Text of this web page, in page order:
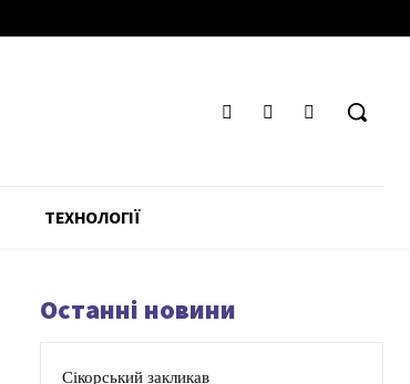
ТЕХНОЛОГІЇ
Останні новини
Сікорський закликав